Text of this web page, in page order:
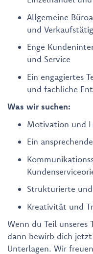
Allgemeine
und
Enge
und Service
Ein engagiertes
und fachliche
Was wir suchen:
Motivation und
Ein
Strukturierte
Kreativität und
Wenn du Teil unseres
dann bewirb dich
Unterlagen. Wir